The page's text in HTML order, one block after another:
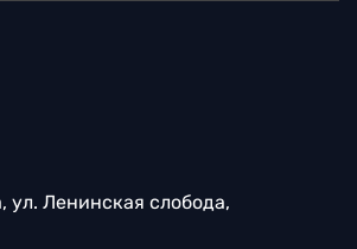
ул. Ленинская слобода,